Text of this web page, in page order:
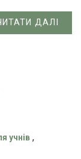
ДАЛІ
учнів ,